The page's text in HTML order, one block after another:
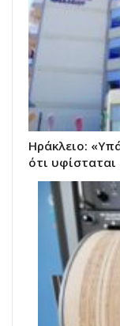
Ηράκλειο:
ότι υφίσταται